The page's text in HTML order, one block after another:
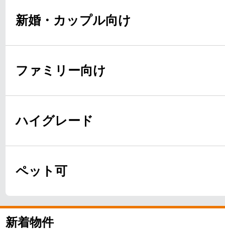
新婚・カップル向け
ファミリー向け
ハイグレード
ペット可
新着物件